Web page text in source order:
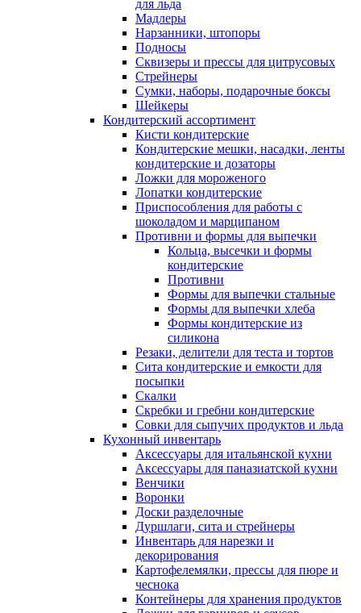
для льда
Мадлеры
Нарзанники, штопоры
Подносы
Сквизеры и прессы для цитрусовых
Стрейнеры
Сумки, наборы, подарочные боксы
Шейкеры
Кондитерский ассортимент
Кисти кондитерские
Кондитерские мешки, насадки, ленты
кондитерские и дозаторы
Ложки для мороженого
Лопатки кондитерские
Приспособления для работы с
шоколадом и марципаном
Противни и формы для выпечки
Кольца, высечки и формы
кондитерские
Противни
Формы для выпечки стальные
Формы для выпечки хлеба
Формы кондитерские из
силикона
Резаки, делители для теста и тортов
Сита кондитерские и емкости для
посыпки
Скалки
Скребки и гребни кондитерские
Совки для сыпучих продуктов и льда
Кухонный инвентарь
Аксессуары для итальянской кухни
Аксессуары для паназиатской кухни
Венчики
Воронки
Доски разделочные
Дуршлаги, сита и стрейнеры
Инвентарь для нарезки и
декорирования
Картофелемялки, прессы для пюре и
чеснока
Контейнеры для хранения продуктов